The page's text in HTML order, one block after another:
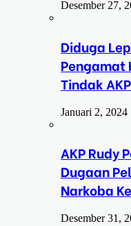
Desember 27,
Diduga
Pengamat
Tindak
Januari 2, 2024
AKP Rudy
Dugaan
Narkoba
Desember 31,